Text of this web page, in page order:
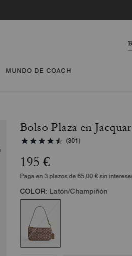
MUNDO DE COACH
Bolso Plaza en
(301)
195 €
Paga en 3 plazos de 65,00 € sin
COLOR: Latón/Champiñón